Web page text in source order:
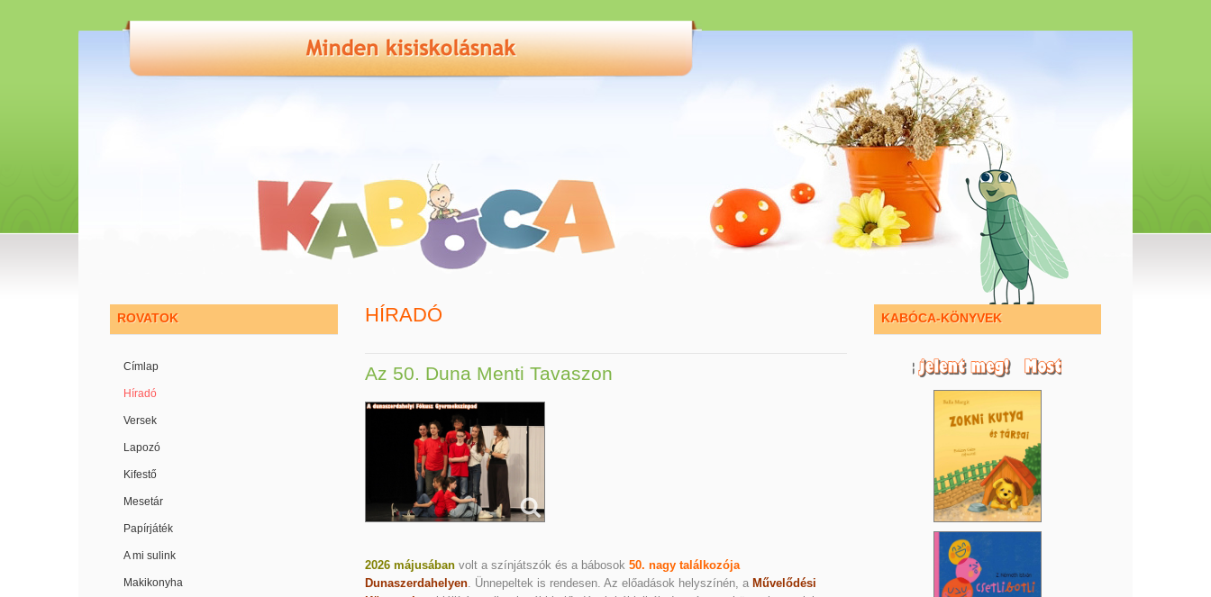
HÍRADÓ
Az 50. Duna Menti Tavaszon
2026 májusábanvolt a színjátszók és a bábosok 50. nagy találkozója
Dunaszerdahelyen. Ünnepeltek is rendesen. Az előadások helyszínén, a Művelődési
ROVATOK
Címlap
Híradó
Versek
Lapozó
Kifestő
Mesetár
Papírjáték
A mi sulink
Makikonyha
KABÓCA-KÖNYVEK